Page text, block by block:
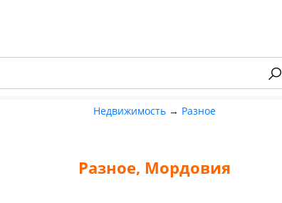
Недвижимость→ Разное
Разное, Мордовия